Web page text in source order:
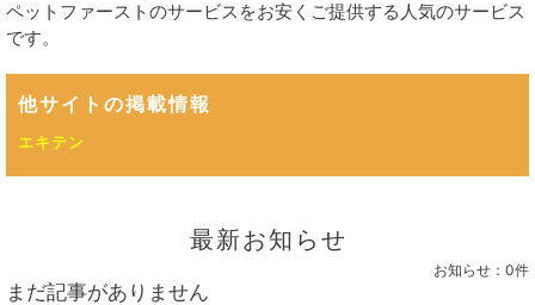
ペットファーストのサービスをお安くご提供する人気のサービス
です。
他サイトの掲載情報
エキテン
最新お知らせ
お知らせ： 0件
まだ記事がありません